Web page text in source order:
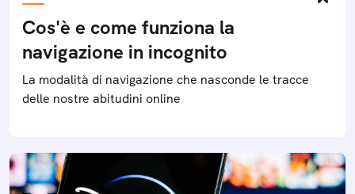
Cos'è e come funziona la
navigazione in incognito
La modalità di navigazione che nasconde le tracce
delle nostre abitudini online